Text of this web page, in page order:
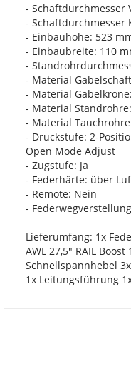
- Schaftdurchmesser
- Schaftdurchmesser
- Einbauhöhe: 523
- Einbaubreite: 110
-
- Material
- Material
- Material
- Material
- Druckstufe: 2-
Open Mode Adjust
- Zugstufe: Ja
- Federhärte: über
- Remote: Nein
-
Lieferumfang: 1x
AWL 27,5" RAIL
Schnellspannhebel
1x Leitungsführung